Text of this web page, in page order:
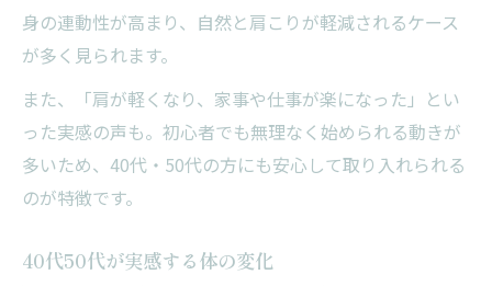
身の連動性が高まり、自然と肩こりが軽減されるケース
が多く見られます。
また、「肩が軽くなり、家事や仕事が楽になった」とい
った実感の声も。初心者でも無理なく始められる動きが
多いため、40代・50代の方にも安心して取り入れられる
のが特徴です。
40代50代が実感する体の変化